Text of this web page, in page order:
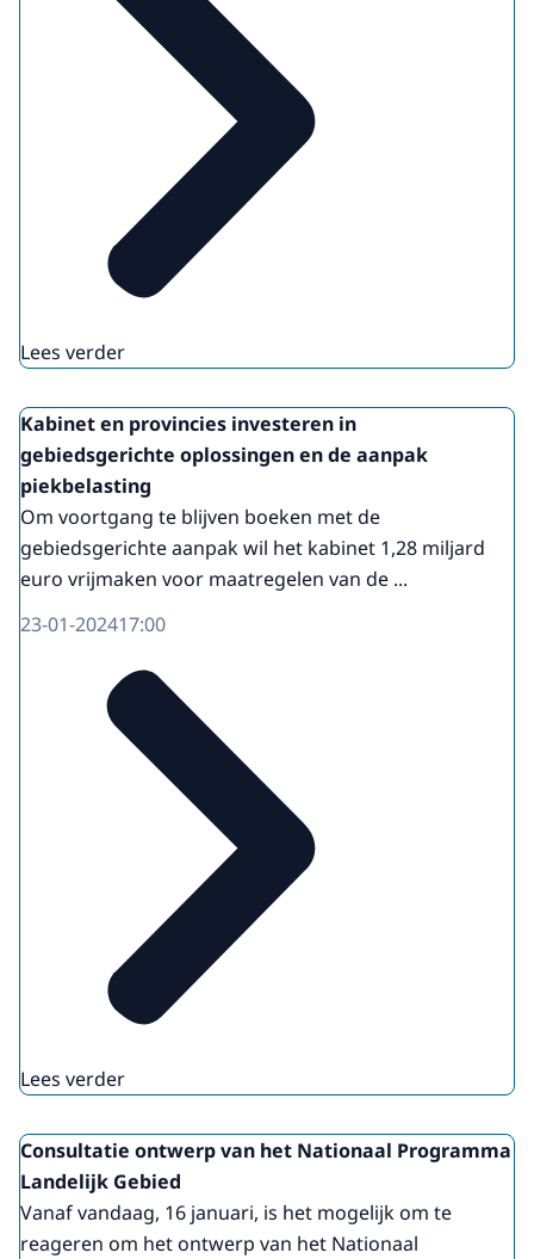
Lees verder
Kabinet en provincies investeren in
gebiedsgerichte oplossingen en de aanpak
piekbelasting
Om voortgang te blijven boeken met de
gebiedsgerichte aanpak wil het kabinet 1,28 miljard
euro vrijmaken voor maatregelen van de ...
23-01-202417:00
Lees verder
Consultatie ontwerp van het Nationaal Programma
Landelijk Gebied
Vanaf vandaag, 16 januari, is het mogelijk om te
reageren om het ontwerp van het Nationaal